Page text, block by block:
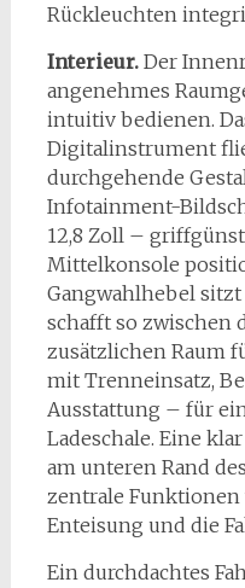
Rückleuchten
Interieur.Der
angenehmes
intuitiv bedienen.
Digitalinstrument
durchgehende
Infotainment-
12,8 Zoll –
Mittelkonsole
Gangwahlhebel
schafft so zwischen
zusätzlichen Raum
mit Trenneinsatz,
Ausstattung – für
Ladeschale. Eine
am unteren Rand
zentrale
Enteisung und die
Ein durchdachtes